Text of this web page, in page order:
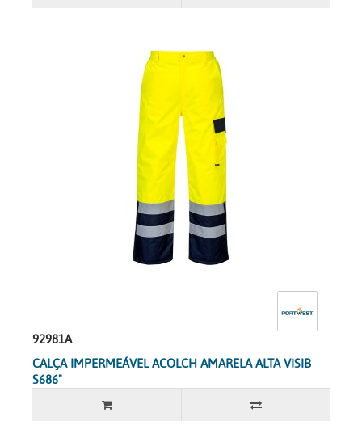
92981A
CALÇA IMPERMEÁVEL ACOLCH AMARELA ALTA VISIB
S686"